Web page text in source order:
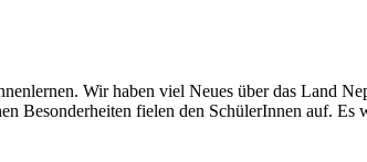
Wir haben viel Neues über das Land
Besonderheiten fielen den SchülerInnen auf.